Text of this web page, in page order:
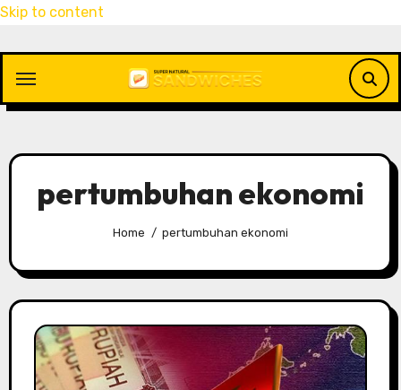
Skip to content
pertumbuhan ekonomi
Home pertumbuhan ekonomi